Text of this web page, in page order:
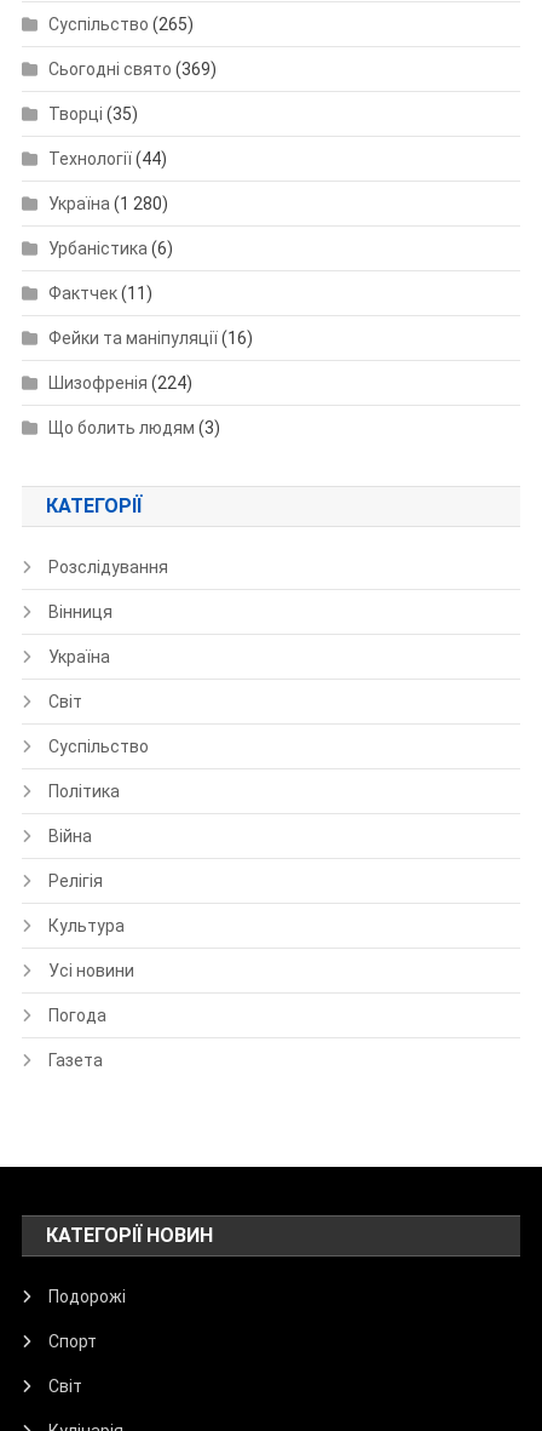
Суспільство (265)
Сьогодні свято (369)
Творці (35)
Технології(44)
Україна (1 280)
Урбаністика (6)
Фактчек(11)
Фейки та маніпуляції(16)
Шизофренія (224)
Що болить людям (3)
КАТЕГОРІЇ
Розслідування
Вінниця
Україна
Світ
Суспільство
Політика
Війна
Релігія
Культура
Усі новини
Погода
Газета
КАТЕГОРІЇ НОВИН
Подорожі
Спорт
Світ